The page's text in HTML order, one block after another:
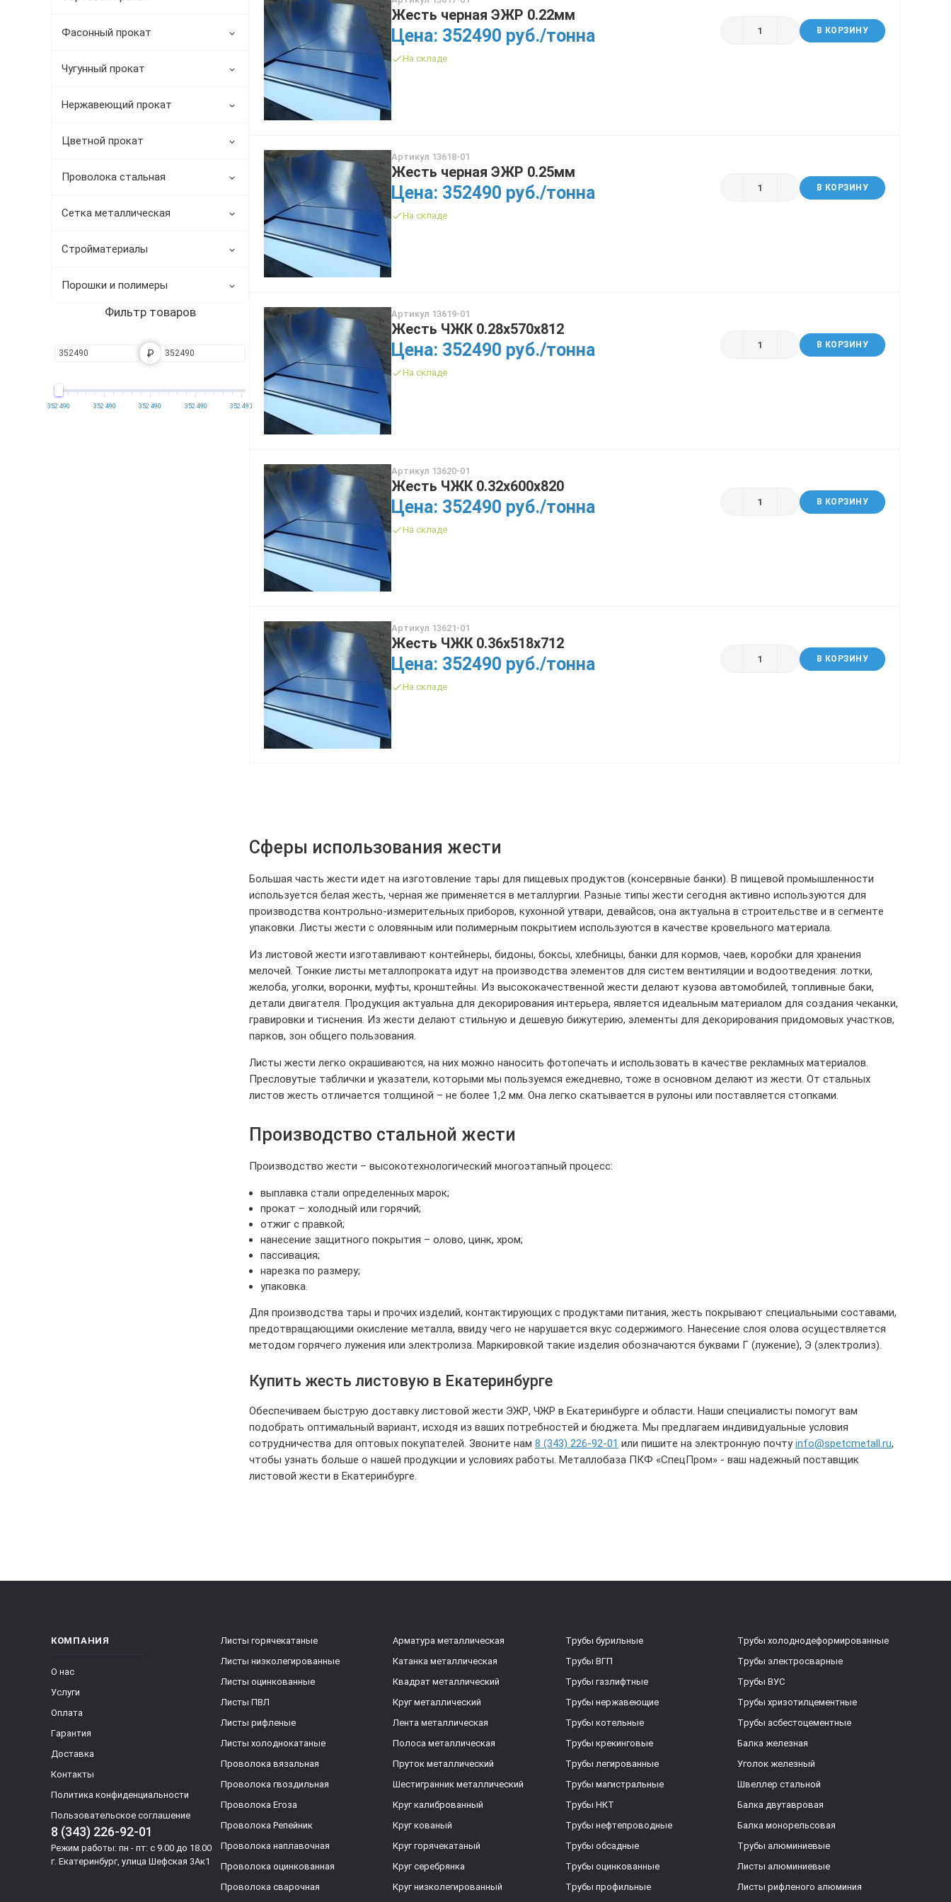
Фасонный прокат
Чугунный прокат
Нержавеющий прокат
Цветной прокат
Проволока стальная
Сетка металлическая
Стройматериалы
Порошки и полимеры
Фильтр товаров
₽
352 490 352 490 352 490 352 490 352 490
Жесть черная ЭЖР 0.22мм
Цена: 352490 руб./тонна
На складе
В КОРЗИНУ
Артикул 13618-01
Жесть черная ЭЖР 0.25мм
Цена: 352490 руб./тонна
На складе
В КОРЗИНУ
Артикул 13619-01
Жесть ЧЖК 0.28х570х812
Цена: 352490 руб./тонна
На складе
В КОРЗИНУ
Артикул 13620-01
Жесть ЧЖК 0.32х600х820
Цена: 352490 руб./тонна
На складе
В КОРЗИНУ
Артикул 13621-01
Жесть ЧЖК 0.36х518х712
Цена: 352490 руб./тонна
На складе
В КОРЗИНУ
Сферы использования жести
Большая часть жести идет на изготовление тары для пищевых продуктов (консервные банки). В пищевой промышленности
используется белая жесть, черная же применяется в металлургии. Разные типы жести сегодня активно используются для
производства контрольно-измерительных приборов, кухонной утвари, девайсов, она актуальна в строительстве и в сегменте
упаковки. Листы жести с оловянным или полимерным покрытием используются в качестве кровельного материала.
Из листовой жести изготавливают контейнеры, бидоны, боксы, хлебницы, банки для кормов, чаев, коробки для хранения
мелочей. Тонкие листы металлопроката идут на производства элементов для систем вентиляции и водоотведения: лотки,
желоба, уголки, воронки, муфты, кронштейны. Из высококачественной жести делают кузова автомобилей, топливные баки,
детали двигателя. Продукция актуальна для декорирования интерьера, является идеальным материалом для создания чеканки,
гравировки и тиснения. Из жести делают стильную и дешевую бижутерию, элементы для декорирования придомовых участков,
парков, зон общего пользования.
Листы жести легко окрашиваются, на них можно наносить фотопечать и использовать в качестве рекламных материалов.
Пресловутые таблички и указатели, которыми мы пользуемся ежедневно, тоже в основном делают из жести. От стальных
листов жесть отличается толщиной – не более 1,2 мм. Она легко скатывается в рулоны или поставляется стопками.
Производство стальной жести
Производство жести – высокотехнологический многоэтапный процесс:
выплавка стали определенных марок;
прокат – холодный или горячий;
отжиг с правкой;
нанесение защитного покрытия – олово, цинк, хром;
пассивация;
нарезка по размеру;
упаковка.
Для производства тары и прочих изделий, контактирующих с продуктами питания, жесть покрывают специальными составами,
предотвращающими окисление металла, ввиду чего не нарушается вкус содержимого. Нанесение слоя олова осуществляется
методом горячего лужения или электролиза. Маркировкой такие изделия обозначаются буквами Г (лужение), Э (электролиз).
Купить жесть листовую в Екатеринбурге
Обеспечиваем быструю доставку листовой жести ЭЖР, ЧЖР в Екатеринбурге и области. Наши специалисты помогут вам
подобрать оптимальный вариант, исходя из ваших потребностей и бюджета. Мы предлагаем индивидуальные условия
сотрудничества для оптовых покупателей. Звоните нам 8 (343) 226-92-01 или пишите на электронную почтуinfo@spetcmetall.ru,
чтобы узнать больше о нашей продукции и условиях работы. Металлобаза ПКФ «СпецПром» - ваш надежный поставщик
листовой жести в Екатеринбурге.
КОМПАНИЯ
О нас
Услуги
Оплата
Гарантия
Доставка
Контакты
Политика конфиденциальности
Пользовательское соглашение
8 (343) 226-92-01
Режим работы: пн - пт: с 9.00 до 18.00
г. Екатеринбург, улица Шефская 3Ак1
Листы горячекатаные
Листы низколегированные
Листы оцинкованные
Листы ПВЛ
Листы рифленые
Листы холоднокатаные
Проволока вязальная
Проволока гвоздильная
Проволока Егоза
Проволока Репейник
Проволока наплавочная
Проволока оцинкованная
Проволока сварочная
Арматура металлическая
Катанка металлическая
Квадрат металлический
Круг металлический
Лента металлическая
Полоса металлическая
Пруток металлический
Шестигранник металлический
Круг калиброванный
Круг кованый
Круг горячекатаный
Круг серебрянка
Круг низколегированный
Трубы бурильные
Трубы ВГП
Трубы газлифтные
Трубы нержавеющие
Трубы котельные
Трубы крекинговые
Трубы легированные
Трубы магистральные
Трубы НКТ
Трубы нефтепроводные
Трубы обсадные
Трубы оцинкованные
Трубы профильные
Трубы холоднодеформированные
Трубы электросварные
Трубы ВУС
Трубы хризотилцементные
Трубы асбестоцементные
Балка железная
Уголок железный
Швеллер стальной
Балка двутавровая
Балка монорельсовая
Трубы алюминиевые
Листы алюминиевые
Листы рифленого алюминия